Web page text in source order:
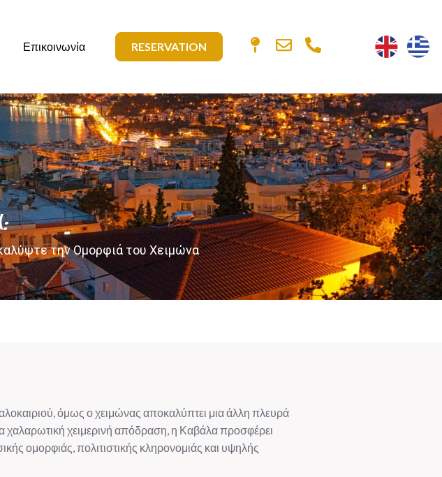
RESERVATION
Επικοινωνία
την Ομορφιά του Χειμώνα
όμως ο χειμώνας αποκαλύπτει μια άλλη πλευρά
χαλαρωτική χειμερινή απόδραση, η Καβάλα προσφέρει
ομορφιάς, πολιτιστικής κληρονομιάς και υψηλής